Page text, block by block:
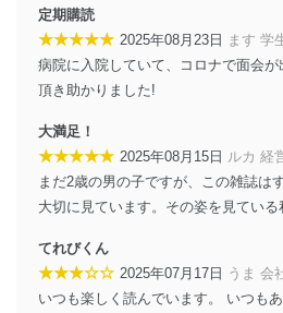
法令遵守
当社は、個人情報に関連する法
その他の規範を遵守します。また
す。
個人情報の安全管理措置
当社は、個人情報の正確性及び安
施し、個人情報の漏えい、滅失ま
正に努めます。
アクセス制御
定期購読
★★★★★ 2025年08月23日
ます 学
病院に入院していて、コロナで面会
頂き助かりました!
大満足！
★★★★★ 2025年08月15日 ルカ 経
まだ2歳の男の子ですが、この雑誌は
大切に見ています。その姿を見ている
てれびくん
★★★☆☆ 2025年07月17日 うま 会
いつも楽しく読んでいます。 いつも